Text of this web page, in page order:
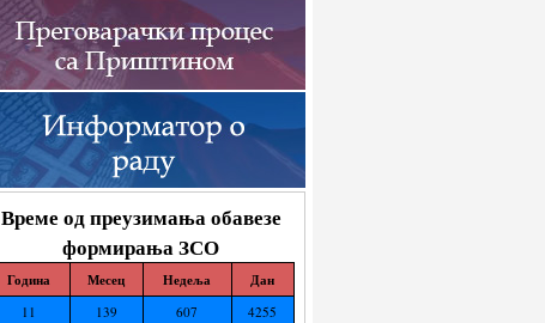
Време од преузимања обавезе
формирања ЗСО
Година Месец Недеља Дан
11 139 607 4255